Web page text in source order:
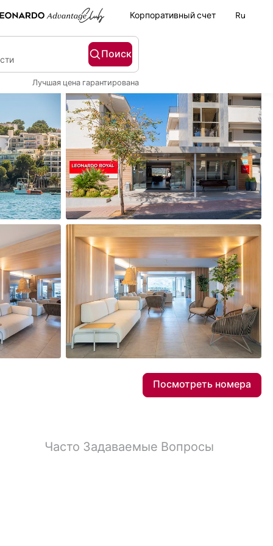
Корпоративный счет Ru
Посмотреть номера
Поиск
Лучшая цена гарантирована
Часто Задаваемые Вопросы